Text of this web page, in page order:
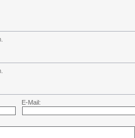
E-Mail: